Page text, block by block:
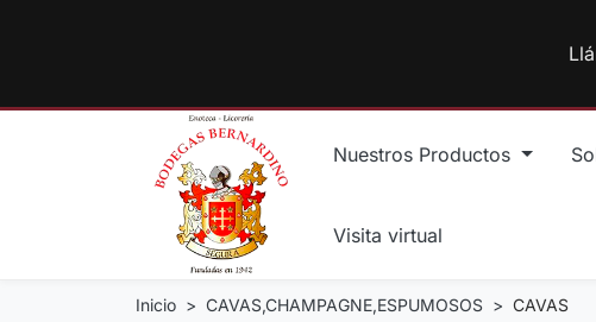
Nuestros Productos
Visita virtual
Inicio CAVAS,CHAMPAGNE,ESPUMOSOS CAVAS